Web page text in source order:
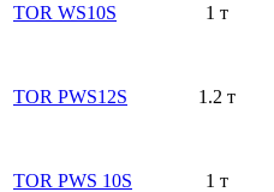
TOR WS10S 1 т
TOR PWS12S 1.2 т
TOR PWS 10S 1 т